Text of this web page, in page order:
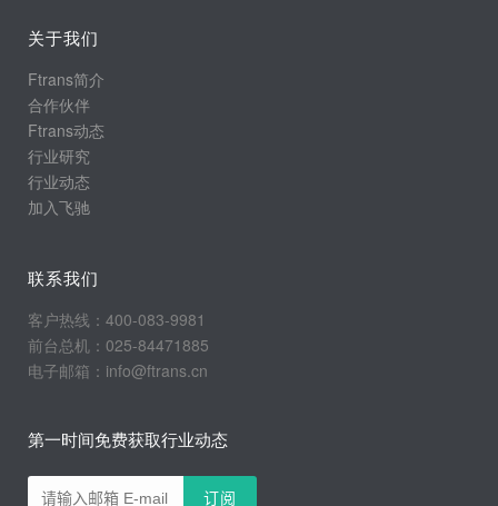
关于我们
Ftrans简介
合作伙伴
Ftrans动态
行业研究
行业动态
加入飞驰
联系我们
客户热线：400-083-9981
前台总机：025-84471885
电子邮箱：info@ftrans.cn
第一时间免费获取行业动态